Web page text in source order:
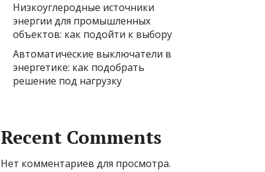
Низкоуглеродные источники
энергии для промышленных
объектов: как подойти к выбору
Автоматические выключатели в
энергетике: как подобрать
решение под нагрузку
Recent Comments
Нет комментариев для просмотра.